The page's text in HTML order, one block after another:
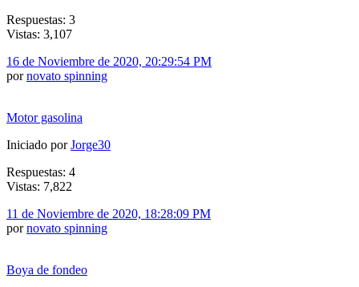
Respuestas: 3
Vistas: 3,107
16 de Noviembre de 2020, 20:29:54 PM
pornovato spinning
Motor gasolina
Iniciado porJorge30
Respuestas: 4
Vistas: 7,822
11 de Noviembre de 2020, 18:28:09 PM
pornovato spinning
Boya de fondeo